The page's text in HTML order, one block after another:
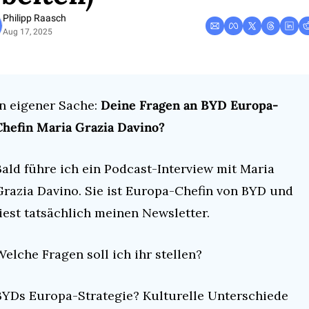
Philipp Raasch
Aug 17, 2025
eigener Sache: Deine Fragen an BYD Europa-
Maria Grazia Davino?
führe ich ein Podcast-Interview mit Maria
Davino. Sie ist Europa-Chefin von BYD und
tatsächlich meinen Newsletter.
Fragen soll ich ihr stellen?
Europa-Strategie? Kulturelle Unterschiede